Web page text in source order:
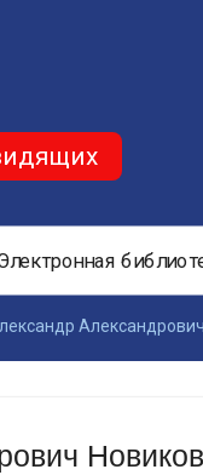
Новиков